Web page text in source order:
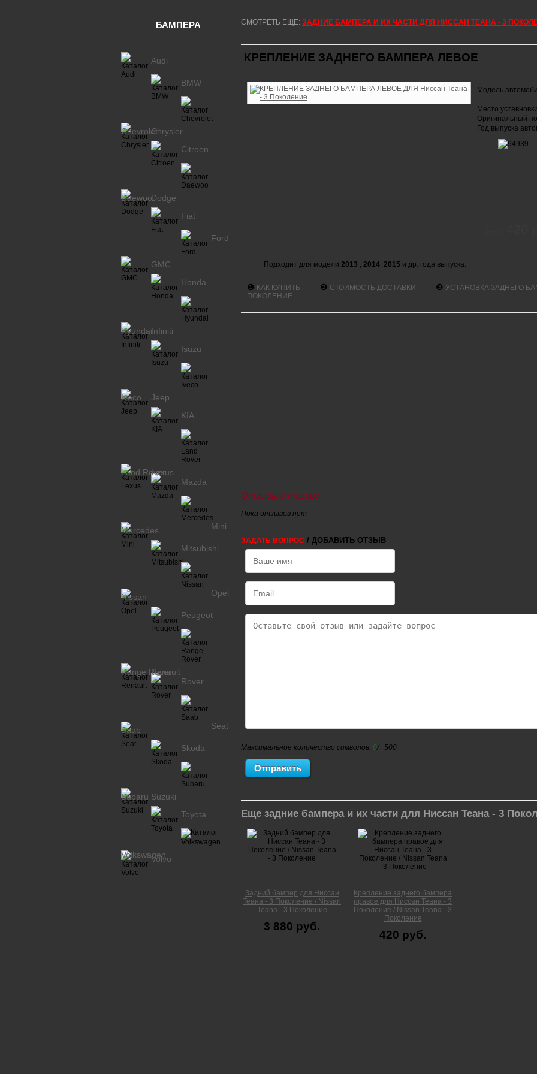
СМОТРЕТЬ ЕЩЕ: ЗАДНИЕ БАМПЕРА И ИХ ЧАСТИ ДЛЯ НИССАН ТЕАНА - 3
КРЕПЛЕНИЕ ЗАДНЕГО БАМПЕРА ЛЕВОЕ
Модель
Место
Оригинальный
Год выпуска
Подходит для модели 2013 , 2014, 2015 и др. года выпуска.
❶ КАК КУПИТЬ ❷ СТОИМОСТЬ ДОСТАВКИ ❸ УСТАНОВКА ЗАДНЕГО
ПОКОЛЕНИЕ
Отзывы о товаре
Пока отзывов нет
ЗАДАТЬ ВОПРОС / ДОБАВИТЬ ОТЗЫВ
Максимальное количество символов: 0/ 500
Еще задние бампера и их части для Ниссан Теана - 3
Задний бампер для Ниссан
Теана - 3 Поколение / Nissan
Teana - 3 Поколение
3 880 руб.
Крепление заднего бампера
правое для Ниссан Теана - 3
Поколение / Nissan Teana - 3
Поколение
420 руб.
БАМПЕРА
Audi
BMW
ChevroletChrysler
Citroen
DaewooDodge
Fiat
Ford
GMC
Honda
HyundaiInfiniti
Isuzu
Iveco
Jeep
KIA
Land Rover
Lexus
Mazda
Mercedes Mini
Mitsubishi
Nissan Opel
Peugeot
Range Rover
Renault
Rover
Saab Seat
Skoda
Subaru Suzuki
Toyota
Volkswagen
Volvo